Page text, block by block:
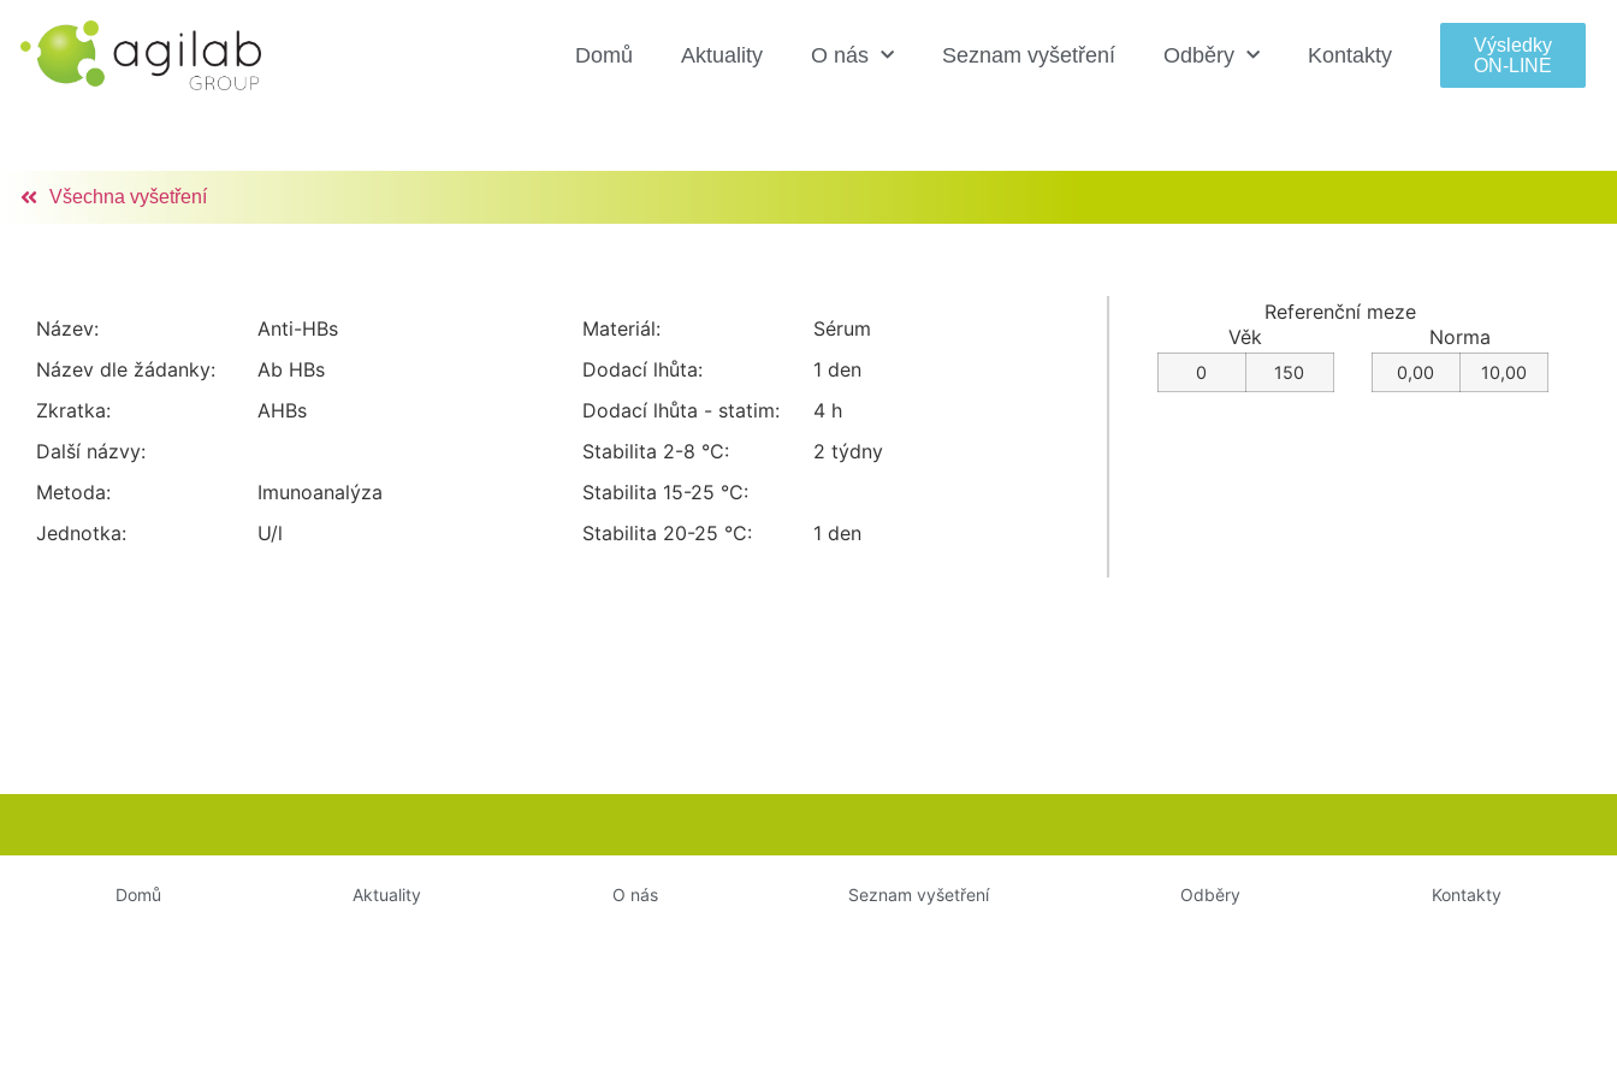
Domů Aktuality O nás Seznam vyšetření Odběry Kontakty
Výsledky
ON‑LINE
Všechna vyšetření
Název:
Anti-HBs
Název dle žádanky:
Ab HBs
Zkratka:
AHBs
Další názvy:
Metoda:
imunoanalýza
Jednotka:
U/l
Materiál:
sérum
Dodací lhůta:
1 den
Dodací lhůta - statim:
4 h
Stabilita 2-8 °C:
2 týdny
Stabilita 15-25 °C:
Stabilita 20-25 °C:
1 den
Referenční meze
Věk
0 150
Norma
0,00 10,00
Domů Aktuality O nás Seznam vyšetření Odběry Kontakty